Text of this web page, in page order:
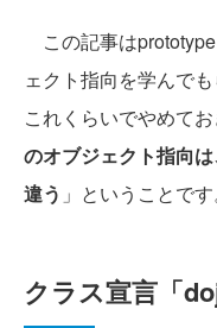
この記事は
ェクト指向を学んで
これくらいでやめて
のオブジェクト指向
違う 」ということです
クラス宣言「